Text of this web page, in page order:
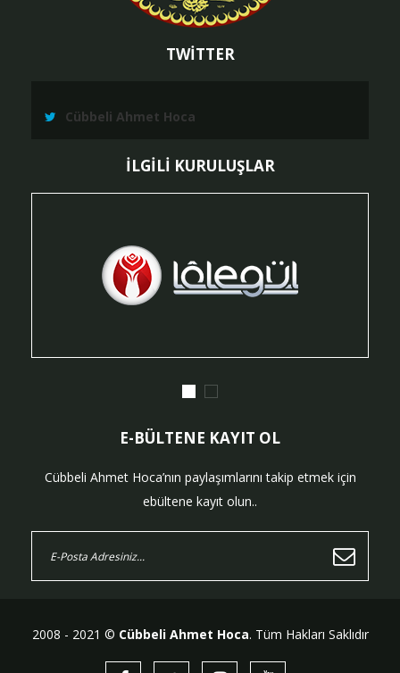
TWİTTER
Cübbeli Ahmet Hoca
İLGİLİ KURULUŞLAR
E-BÜLTENE KAYIT OL
Cübbeli Ahmet Hoca’nın paylaşımlarını takip etmek için
ebültene kayıt olun..
2008 - 2021 © Cübbeli Ahmet Hoca. Tüm Hakları Saklıdır